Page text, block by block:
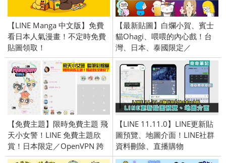
【LINE Manga 中文版】免費
看日本人氣漫畫！不定時免費
貼圖領取！
【最新貼圖】白爛小賀、賓士
貓Ohagi、喂喂的內心戲！台
灣、日本、泰國限定／
openVPN跨區、加好友、綁門
號／2018/01/25
【免費主題】限時免費主題 飛
天小女警！LINE 免費主題欣
賞！日本限定／OpenVPN 跨
區／2018/05/24
【LINE 11.11.0】LINE更新貼
圖預覽、地圖介面！LINE社群
資料刪除、直播購物